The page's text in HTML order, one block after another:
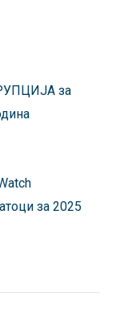
за
за 2025